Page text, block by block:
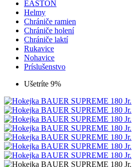
EASTON
Helmy
Chrániče ramien
Chrániče holení
Chrániče laktí
Rukavice
Nohavice
Príslušenstvo
Ušetríte 9%